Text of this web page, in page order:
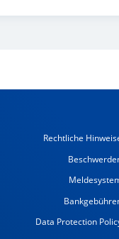
Rechtliche
Data Protection